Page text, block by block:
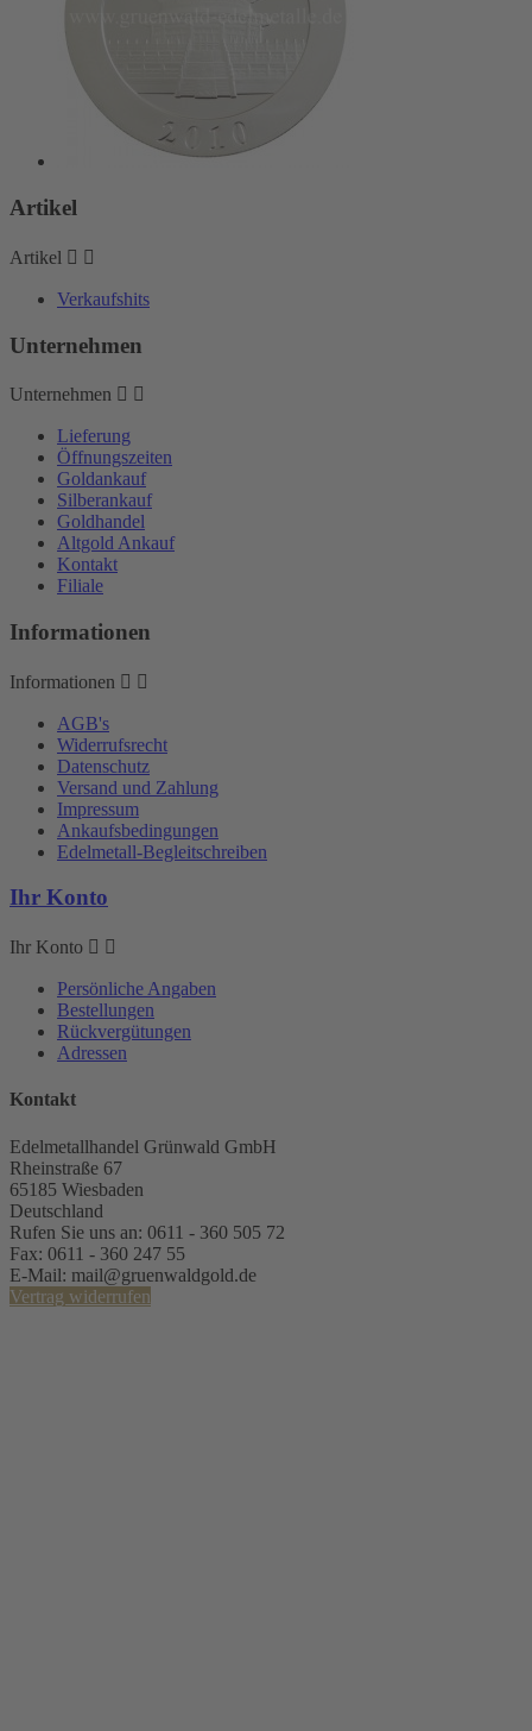
Artikel
Artikel  
Verkaufshits
Unternehmen
Unternehmen  
Lieferung
Öffnungszeiten
Goldankauf
Silberankauf
Goldhandel
Altgold Ankauf
Kontakt
Filiale
Informationen
Informationen  
AGB's
Widerrufsrecht
Datenschutz
Versand und Zahlung
Impressum
Ankaufsbedingungen
Edelmetall-Begleitschreiben
Ihr Konto
Ihr Konto  
Persönliche Angaben
Bestellungen
Rückvergütungen
Adressen
Kontakt
Edelmetallhandel Grünwald GmbH
Rheinstraße 67
65185 Wiesbaden
Deutschland
Rufen Sie uns an: 0611 - 360 505 72
Fax: 0611 - 360 247 55
E-Mail: mail@gruenwaldgold.de
Vertrag widerrufen